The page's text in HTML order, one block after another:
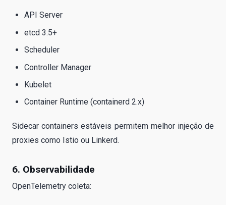
API Server
etcd 3.5+
Scheduler
Controller Manager
Kubelet
Container Runtime (containerd 2.x)
Sidecar containers estáveis permitem melhor injeção de
proxies como Istio ou Linkerd.
6. Observabilidade
OpenTelemetry coleta: